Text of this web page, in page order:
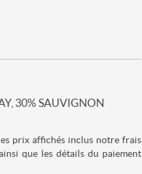
30% SAUVIGNON
prix affichés inclus notre frais
que les détails du paiement